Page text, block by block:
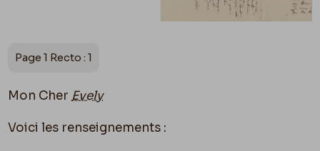
Page 1 Recto : 1
Mon Cher Evely
Voici les renseignements :